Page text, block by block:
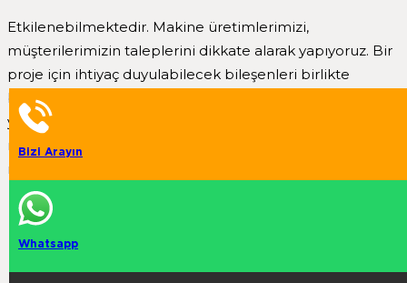
Etkilenebilmektedir. Makine üretimlerimizi,
müşterilerimizin taleplerini dikkate alarak yapıyoruz. Bir
proje için ihtiyaç duyulabilecek bileşenleri birlikte
belirliyor ve buna uygun olacak şekilde fiyatlandırma
yapıyoruz. Bu nedenle proje içeriği ile beraber seçilecek
makinenin modeli ve isteğe bağlı bileşenler
netleşmeden bir fiyat bilgisi vermek mümkün değildir.
Mobil Kaya Kırıcı
Mobil Konkasör
Konkasör
Bizi Arayın
Whatsapp